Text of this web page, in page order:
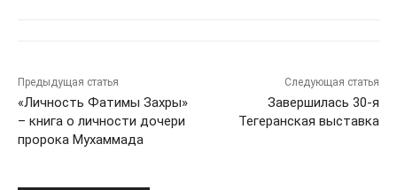
Предыдущая статья
«Личность Фатимы Захры»
– книга о личности дочери
пророка Мухаммада
Следующая статья
Завершилась 30-я
Тегеранская выставка